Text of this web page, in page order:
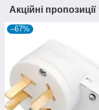
Акційні
–67%